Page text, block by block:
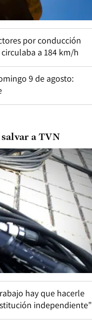
por conducción
a 184 km/h
9 de agosto:
a TVN
hay que hacerle
independiente”